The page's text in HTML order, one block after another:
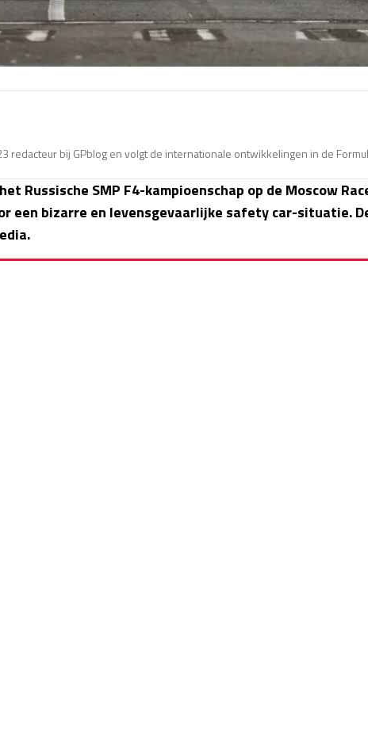
redacteur bij GPblog en volgt de internationale ontwikkelingen in de
Russische SMP F4-kampioenschap op de Moscow
een bizarre en levensgevaarlijke safety car-situatie.